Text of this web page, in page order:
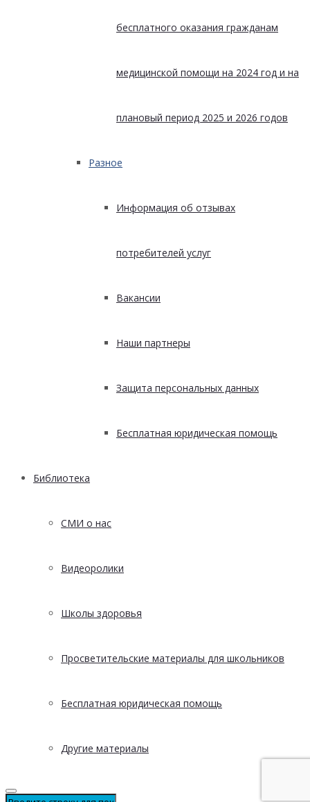
бесплатного оказания гражданам
медицинской помощи на 2024 год и на
плановый период 2025 и 2026 годов
Разное
Информация об отзывах
потребителей услуг
Вакансии
Наши партнеры
Защита персональных данных
Бесплатная юридическая помощь
Библиотека
СМИ о нас
Видеоролики
Школы здоровья
Просветительские материалы для школьников
Бесплатная юридическая помощь
Другие материалы